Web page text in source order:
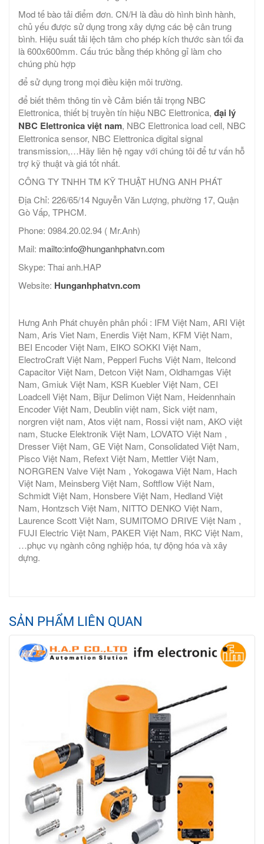
Mod tế bào tải điểm đơn. CN/H là đầu dò hình bình hành,
chủ yếu được sử dụng trong xây dựng các bệ cân trung
bình. Hiệu suất tải lệch tâm cho phép kích thước sàn tối đa
là 600x600mm. Cấu trúc bằng thép không gỉ làm cho
chúng phù hợp
để sử dụng trong mọi điều kiện môi trường.
để biết thêm thông tin về Cảm biến tải trọng NBC
Elettronica, thiết bị truyền tín hiệu NBC Elettronica, đại lý
NBC Elettronica việt nam, NBC Elettronica load cell, NBC
Elettronica sensor, NBC Elettronica digital signal
transmission,…Hãy liên hệ ngay với chúng tôi để tư vấn hỗ
trợ kỹ thuật và giá tốt nhất.
CÔNG TY TNHH TM KỸ THUẬT HƯNG ANH PHÁT
Địa Chỉ: 226/65/14 Nguyễn Văn Lượng, phường 17, Quận
Gò Vấp, TPHCM.
Phone: 0984.20.02.94 ( Mr.Anh)
Mail: mailto:info@hunganhphatvn.com
Skype: Thai anh.HAP
Website: Hunganhphatvn.com
Hưng Anh Phát chuyên phân phối : IFM Việt Nam, ARI Việt
Nam, Aris Viet Nam, Enerdis Việt Nam, KFM Việt Nam,
BEI Encoder Việt Nam, EIKO SOKKI Việt Nam,
ElectroCraft Việt Nam, Pepperl Fuchs Việt Nam, Itelcond
Capacitor Việt Nam, Detcon Việt Nam, Oldhamgas Việt
Nam, Gmiuk Việt Nam, KSR Kuebler Việt Nam, CEI
Loadcell Việt Nam, Bijur Delimon Việt Nam, Heidennhain
Encoder Việt Nam, Deublin việt nam, Sick việt nam,
norgren việt nam, Atos việt nam, Rossi việt nam, AKO việt
nam, Stucke Elektronik Việt Nam, LOVATO Việt Nam ,
Dresser Việt Nam, GE Việt Nam, Consolidated Việt Nam,
Pisco Việt Nam, Refext Việt Nam, Mettler Việt Nam,
NORGREN Valve Việt Nam , Yokogawa Việt Nam, Hach
Việt Nam, Meinsberg Việt Nam, Softflow Việt Nam,
Schmidt Việt Nam, Honsbere Việt Nam, Hedland Việt
Nam, Hontzsch Việt Nam, NITTO DENKO Việt Nam,
Laurence Scott Việt Nam, SUMITOMO DRIVE Việt Nam ,
FUJI Electric Việt Nam, PAKER Việt Nam, RKC Việt Nam,
…phục vụ ngành công nghiệp hóa, tự động hóa và xây
dựng.
SẢN PHẨM LIÊN QUAN